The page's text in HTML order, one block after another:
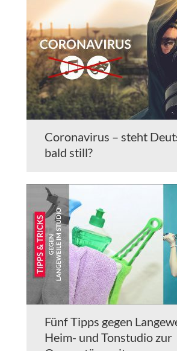
Coronavirus – steht
bald still?
Fünf Tipps gegen
Heim- und Tonstudio zur